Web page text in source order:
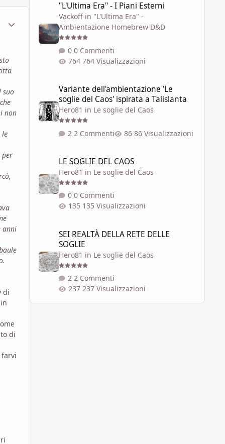
Statistiche Autore
suo
non
le
per
anni
di
di
"L'Ultima Era" - I Piani Esterni
Vackoffin "L'Ultima Era" -
Ambientazione Homebrew D&D
0 Commenti
764 Visualizzazioni
Variante dell'ambientazione 'Le
soglie del Caos' ispirata a Talislanta
Hero81 in Le soglie del Caos
2 Commenti 86 Visualizzazioni
LE SOGLIE DEL CAOS
Hero81 in Le soglie del Caos
0 Commenti
135 Visualizzazioni
SEI REALTÀ DELLA RETE DELLE
SOGLIE
Hero81 in Le soglie del Caos
2 Commenti
237 Visualizzazioni